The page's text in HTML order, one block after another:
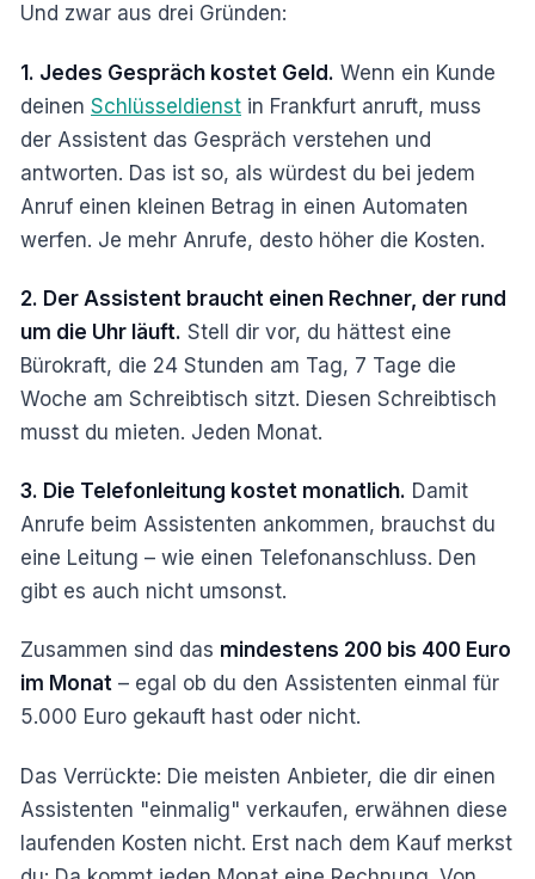
Und zwar aus drei Gründen:
1. Jedes Gespräch kostet Geld. Wenn ein Kunde
deinen Schlüsseldienst in Frankfurt anruft, muss
der Assistent das Gespräch verstehen und
antworten. Das ist so, als würdest du bei jedem
Anruf einen kleinen Betrag in einen Automaten
werfen. Je mehr Anrufe, desto höher die Kosten.
2. Der Assistent braucht einen Rechner, der rund
um die Uhr läuft. Stell dir vor, du hättest eine
Bürokraft, die 24 Stunden am Tag, 7 Tage die
Woche am Schreibtisch sitzt. Diesen Schreibtisch
musst du mieten. Jeden Monat.
3. Die Telefonleitung kostet monatlich. Damit
Anrufe beim Assistenten ankommen, brauchst du
eine Leitung – wie einen Telefonanschluss. Den
gibt es auch nicht umsonst.
Zusammen sind das mindestens 200 bis 400 Euro
im Monat – egal ob du den Assistenten einmal für
5.000 Euro gekauft hast oder nicht.
Das Verrückte: Die meisten Anbieter, die dir einen
Assistenten "einmalig" verkaufen, erwähnen diese
laufenden Kosten nicht. Erst nach dem Kauf merkst